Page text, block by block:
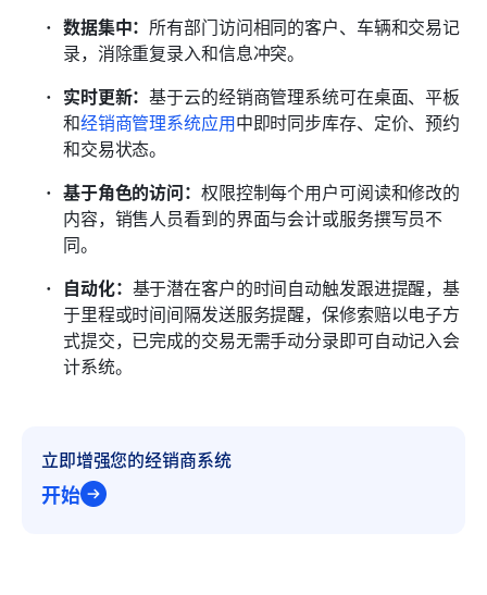
数据集中： 所有部门访问相同的客户、车辆和交易记
录，消除重复录入和信息冲突。
实时更新：基于云的经销商管理系统可在桌面、平板
和经销商管理系统应用中即时同步库存、定价、预约
和交易状态。
基于角色的访问： 权限控制每个用户可阅读和修改的
内容，销售人员看到的界面与会计或服务撰写员不
同。
自动化： 基于潜在客户的时间自动触发跟进提醒，基
于里程或时间间隔发送服务提醒，保修索赔以电子方
式提交，已完成的交易无需手动分录即可自动记入会
计系统。
立即增强您的经销商系统
开始